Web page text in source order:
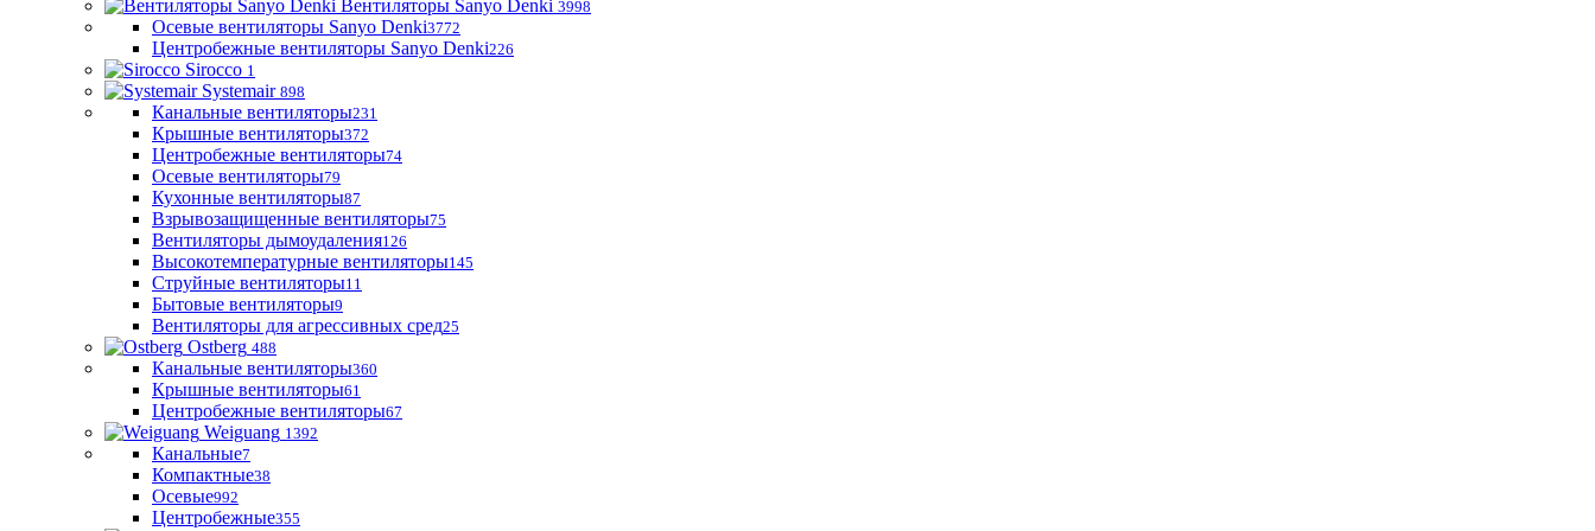
Вентиляторы Sanyo Denki 3998
Осевые вентиляторы Sanyo Denki3772
Центробежные вентиляторы Sanyo Denki226
Sirocco 1
Systemair 898
Канальные вентиляторы231
Крышные вентиляторы372
Центробежные вентиляторы74
Осевые вентиляторы79
Кухонные вентиляторы87
Взрывозащищенные вентиляторы75
Вентиляторы дымоудаления126
Высокотемпературные вентиляторы145
Струйные вентиляторы11
Бытовые вентиляторы9
Вентиляторы для агрессивных сред25
Ostberg 488
Канальные вентиляторы360
Крышные вентиляторы61
Центробежные вентиляторы67
Weiguang 1392
Канальные7
Компактные38
Осевые992
Центробежные355